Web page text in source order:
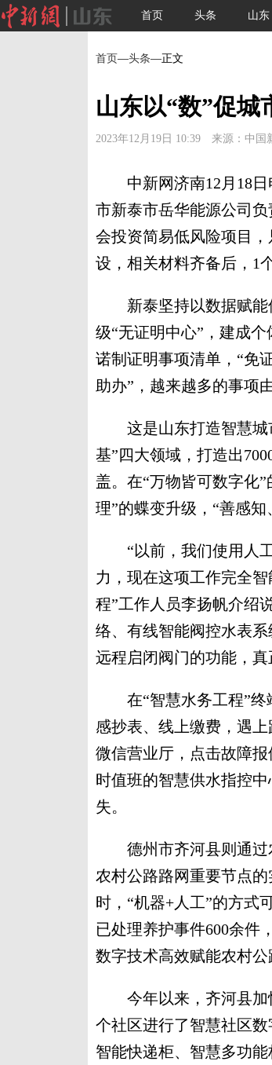
首页 头条 山东
首页—头条—正文
山东以“数”促城
2023年12月19日 10:39 来源：中国
中新网济南12月18日
市新泰市岳华能源公司
会投资简易低风险项目
设，相关材料齐备后，1
新泰坚持以数据赋能
级“无证明中心”，建成
诺制证明事项清单，“免
助办”，越来越多的事项
这是山东打造智慧城
基”四大领域，打造出
盖。在“万物皆可数字化
理”的蝶变升级，“善感知
“以前，我们使用人工
力，现在这项工作完全
程”工作人员李扬帆介绍
络、有线智能阀控水表
远程启闭阀门的功能，真
在“智慧水务工程”终
感抄表、线上缴费，遇
微信营业厅，点击故障
时值班的智慧供水指控
失。
德州市齐河县则通过
农村公路路网重要节点
时，“机器+人工”的方式
已处理养护事件600余件
数字技术高效赋能农村公
今年以来，齐河县加
个社区进行了智慧社区
智能快递柜、智慧多功